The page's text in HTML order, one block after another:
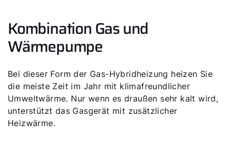
Kombination Gas und
Wärmepumpe
Bei dieser Form der Gas-Hybridheizung heizen Sie
die meiste Zeit im Jahr mit klimafreundlicher
Umweltwärme. Nur wenn es draußen sehr kalt wird,
unterstützt das Gasgerät mit zusätzlicher
Heizwärme.